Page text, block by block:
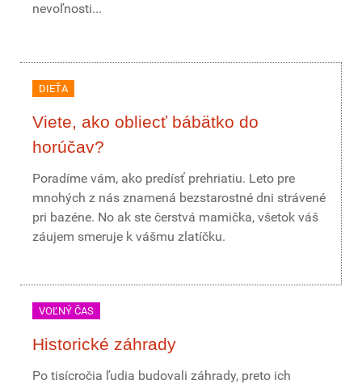
nevoľnosti...
DIEŤA
Viete, ako obliecť bábätko do
horúčav?
Poradíme vám, ako predísť prehriatiu. Leto pre
mnohých z nás znamená bezstarostné dni strávené
pri bazéne. No ak ste čerstvá mamička, všetok váš
záujem smeruje k vášmu zlatíčku.
VOĽNÝ ČAS
Historické záhrady
Po tisícročia ľudia budovali záhrady, preto ich